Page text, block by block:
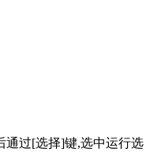
通过[选择]键,选中运行选